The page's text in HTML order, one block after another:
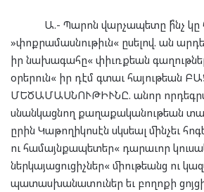
Ա.- Պարոն վարչապետը ի՞նչ կը
»փոքրամասնութիւն« ըսելով. ան
իր նախագահը« փիւռքեան
օրերուն« իր դէմ գտաւ հայութեան
ՄԵԾԱՄԱՍՆՈՒԹԻՒՆԸ. անոր
սնանկացնող քաղաքականութեան
ըրին Կաթողիկոսէն սկսեալ մինչեւ
ու համայնքապետեր« դարաւոր
ներկայացուցիչներ« միութեանց ու
պատասխանատուներ եւ բողոքի